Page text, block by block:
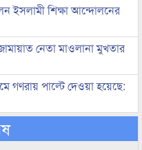
ইসলামী শিক্ষা আন্দোলনের
নেতা মাওলানা মুখতার
গণরায় পাল্টে দেওয়া হয়েছে: